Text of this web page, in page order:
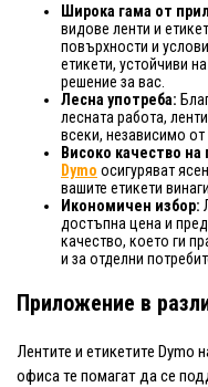
Широка гама от
видове ленти и
повърхности и
етикети, устойчиви
решение за вас.
Лесна употреба:
лесната работа,
всеки, независимо от
Високо качество на
Dymo осигуряват
вашите етикети
Икономичен избор:
достъпна цена и
качество, което ги
и за отделни
Приложение в
Лентите и етикетите Dymo
офиса те помагат да се